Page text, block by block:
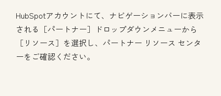
HubSpotアカウントにて、ナビゲーションバーに表示
される［パートナー］ドロップダウンメニューから
［リソース］を選択し、パートナー リソース センタ
ーをご確認ください。